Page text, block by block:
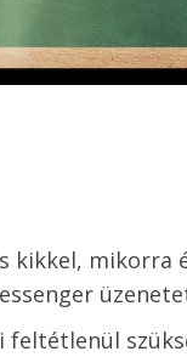
mikorra
feltétlenül